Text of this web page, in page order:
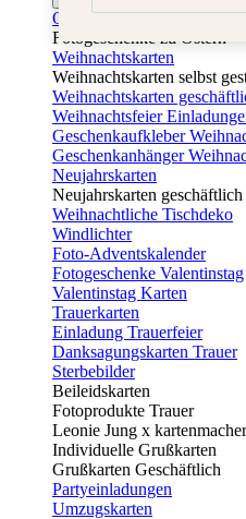
Osterkarten
Fotogeschenke zu Ostern
Weihnachtskarten
Weihnachtskarten selbst
Weihnachtskarten
Weihnachtsfeier
Geschenkaufkleber
Geschenkanhänger
Neujahrskarten
Neujahrskarten geschäftlich
Weihnachtliche Tischdeko
Windlichter
Foto-Adventskalender
Fotogeschenke Valentinstag
Valentinstag Karten
Trauerkarten
Einladung Trauerfeier
Danksagungskarten Trauer
Sterbebilder
Beileidskarten
Fotoprodukte Trauer
Leonie Jung x
Individuelle Grußkarten
Grußkarten Geschäftlich
Partyeinladungen
Umzugskarten